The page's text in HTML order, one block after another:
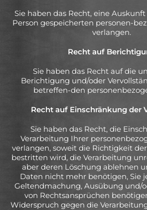
Sie haben das Recht, eine
Person gespeicherten personen-
verlangen.
Recht auf
Sie haben das Recht auf die
Berichtigung und/oder
betreffen-den
Recht auf Einschränkung der
Sie haben das Recht, die
Verarbeitung Ihrer
verlangen, soweit die Richtigkeit
bestritten wird, die Verarbeitung
aber deren Löschung ablehnen
Daten nicht mehr benötigen, Sie
Geltendmachung, Ausübung und/
von Rechtsansprüchen
Widerspruch gegen die